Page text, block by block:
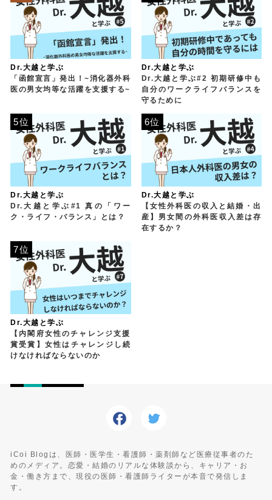
Dr.大越と学ぶ
「函館宣言」発出！~消化器外科
医の男女均等な活躍を支援する~
Dr.大越と学ぶ
Dr.大越と学ぶ#2 初期研修中も
自分のワークライフバランスを
守るために
Dr.大越と学ぶ
Dr.大越と学ぶ#1 真の「ワー
ク・ライフ・バランス」とは？
5位
Dr.大越と学ぶ
【女性外科医の収入と結婚・出
産】男女間の外科医収入差は存
在するか？
6位
Dr.大越と学ぶ
【内閣府女性のチャレンジ支援
賞受賞】女性はチャレンジし続
けなければならないのか
7位
iCoi Blogは、医師・医学生・看護師・薬剤師など医療従事者のた
めのメディア。恋愛・結婚のリアルな体験談から、キャリア・お
金・働き方まで、現役の医師・看護師ライターが本音で発信しま
す。